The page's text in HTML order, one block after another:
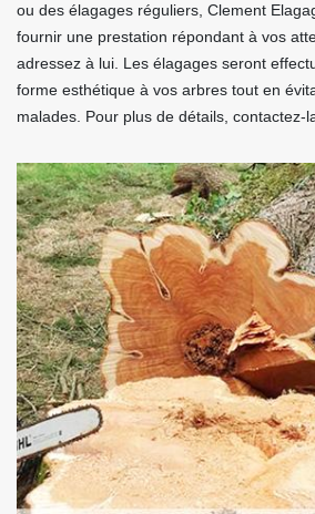
ou des élagages réguliers, Clement
fournir une prestation répondant à vos
adressez à lui. Les élagages seront
forme esthétique à vos arbres tout en
malades. Pour plus de détails, contactez-